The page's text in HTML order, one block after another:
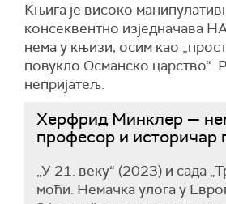
Књига је високо
консеквентно изједначава
нема у књизи, осим као
повукло Османско царство“.
непријатељ.
Херфрид Минклер —
професор и историчар
„У 21. веку“ (2023) и сада
моћи. Немачка улога у